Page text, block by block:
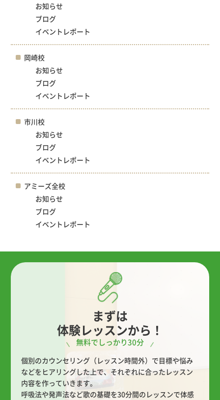
お知らせ
ブログ
イベントレポート
岡崎校
お知らせ
ブログ
イベントレポート
市川校
お知らせ
ブログ
イベントレポート
アミーズ全校
お知らせ
ブログ
イベントレポート
まずは
体験レッスンから！
無料でしっかり30分
個別のカウンセリング（レッスン時間外）で目標や悩み
などをヒアリングした上で、 それぞれに合ったレッスン
内容を作っていきます。
呼吸法や発声法など歌の基礎を30分間のレッスンで体感